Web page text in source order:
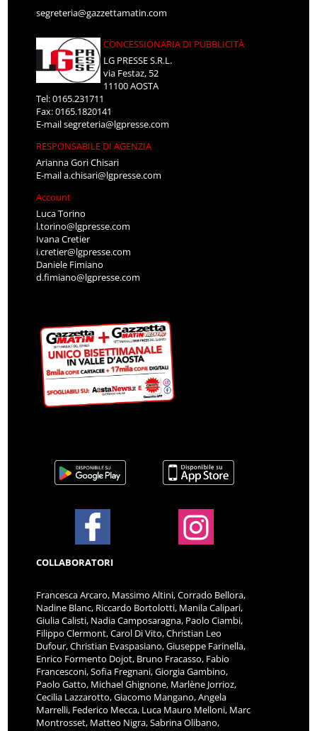
segreteria@gazzettamatin.com
CONCESSIONARIA DI PUBBLICITÀ
LG PRESSE S.R.L.
via Festaz, 52
11100 AOSTA
Tel: 0165.231711
Fax: 0165.1820141
E-mailsegreteria@lgpresse.com
RESPONSABILE DI AGENZIA
Arianna Gori Chisari
E-maila.chisari@lgpresse.com
Account
Luca Torino
l.torino@lgpresse.com
Ivana Cretier
i.cretier@lgpresse.com
Daniele Fimiano
d.fimiano@lgpresse.com
COLLABORATORI
Francesca Arcaro, Massimo Altini, Corrado Bellora,
Nadine Blanc, Riccardo Bortolotti, Manila Calipari,
Giulia Calisti, Nadia Camposaragna, Paolo Ciambi,
Filippo Clermont, Carol Di Vito, Christian Leo
Dufour, Christian Evaspasiano, Giuseppe Farinella,
Enrico Formento Dojot, Bruno Fracasso, Fabio
Francesconi, Sofia Fregnani, Giorgia Gambino,
Paolo Gatto, Michael Ghignone, Marlène Jorrioz,
Cecilia Lazzarotto, Giacomo Mangano, Angela
Marrelli, Federico Mecca, Luca Mauro Melloni, Marc
Montrosset, Matteo Nigra, Sabrina Olibano,